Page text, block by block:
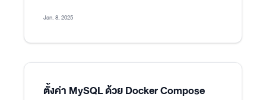
Jan. 8, 2025
ตั้งค่า MySQL ด้วย Docker Compose